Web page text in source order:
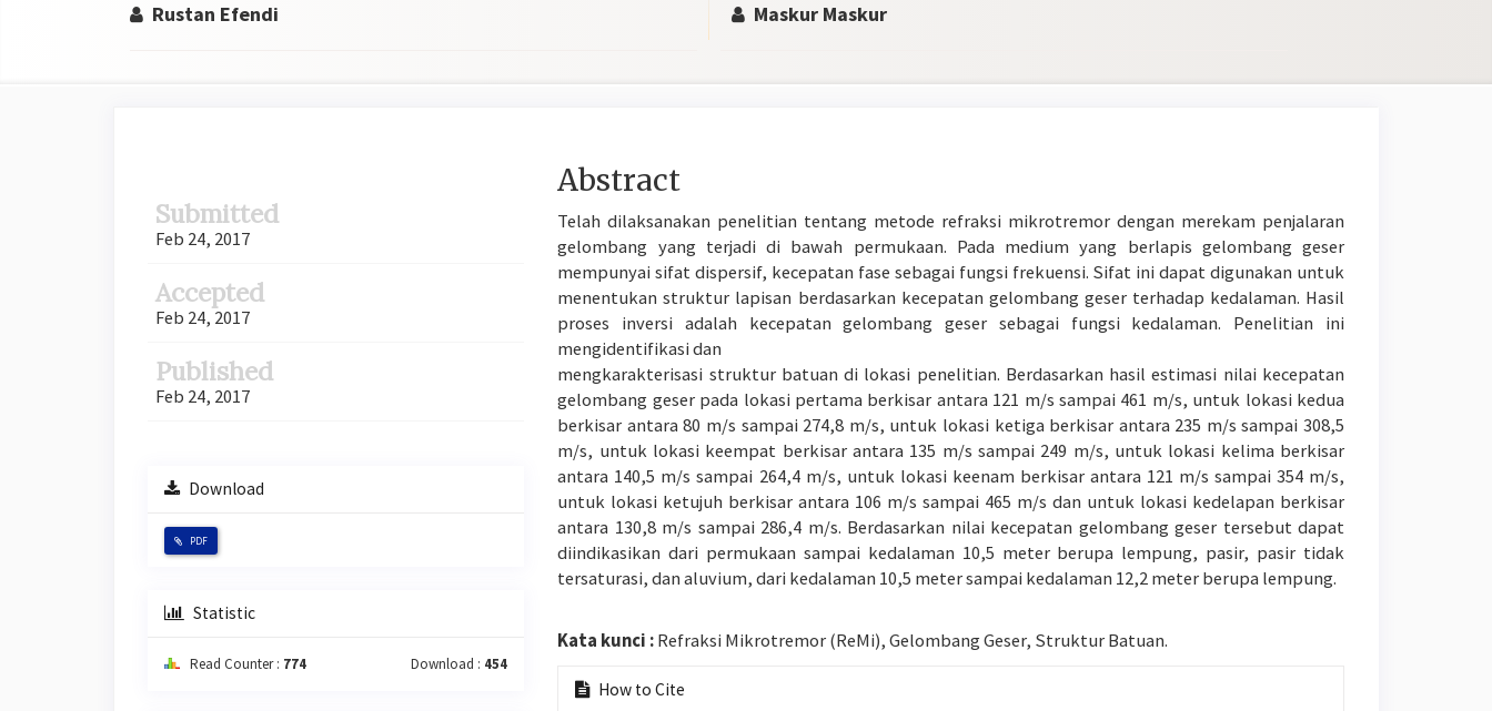
Rustan Efendi Maskur Maskur
Submitted
Feb 24, 2017
Accepted
Feb 24, 2017
Published
Feb 24, 2017
Download
PDF
Statistic
Read Counter : 774 Download : 454
Main
Article
Content
Abstract
Telah dilaksanakan penelitian tentang metode refraksi mikrotremor dengan merekam penjalaran
gelombang yang terjadi di bawah permukaan. Pada medium yang berlapis gelombang geser
mempunyai sifat dispersif, kecepatan fase sebagai fungsi frekuensi. Sifat ini dapat digunakan untuk
menentukan struktur lapisan berdasarkan kecepatan gelombang geser terhadap kedalaman. Hasil
proses inversi adalah kecepatan gelombang geser sebagai fungsi kedalaman. Penelitian ini
mengidentifikasi dan
mengkarakterisasi struktur batuan di lokasi penelitian. Berdasarkan hasil estimasi nilai kecepatan
gelombang geser pada lokasi pertama berkisar antara 121 m/s sampai 461 m/s, untuk lokasi kedua
berkisar antara 80 m/s sampai 274,8 m/s, untuk lokasi ketiga berkisar antara 235 m/s sampai 308,5
m/s, untuk lokasi keempat berkisar antara 135 m/s sampai 249 m/s, untuk lokasi kelima berkisar
antara 140,5 m/s sampai 264,4 m/s, untuk lokasi keenam berkisar antara 121 m/s sampai 354 m/s,
untuk lokasi ketujuh berkisar antara 106 m/s sampai 465 m/s dan untuk lokasi kedelapan berkisar
antara 130,8 m/s sampai 286,4 m/s. Berdasarkan nilai kecepatan gelombang geser tersebut dapat
diindikasikan dari permukaan sampai kedalaman 10,5 meter berupa lempung, pasir, pasir tidak
tersaturasi, dan aluvium, dari kedalaman 10,5 meter sampai kedalaman 12,2 meter berupa lempung.
Kata kunci :Refraksi Mikrotremor (ReMi), Gelombang Geser, Struktur Batuan.
Article
How to Cite